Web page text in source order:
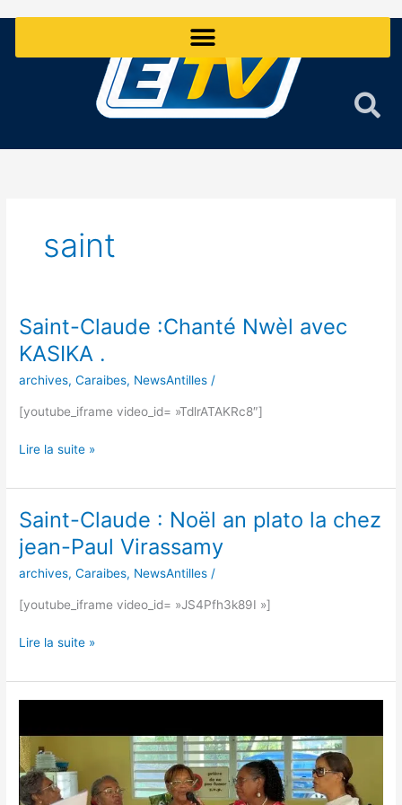
saint
Saint-Claude :Chanté Nwèl avec
KASIKA .
archives,Caraibes, NewsAntilles /
[youtube_iframe video_id= »TdlrATAKRc8″]
Saint-
Claude
:Chanté
Nwèl
KASIKA
.
Lire la suite »
Saint-Claude : Noël an plato la chez
jean-Paul Virassamy
archives,Caraibes, NewsAntilles /
[youtube_iframe video_id= »JS4Pfh3k89I »]
Saint-
Claude
:
Noël
plato
la
Lire la suite »
le
Chanté
Noël